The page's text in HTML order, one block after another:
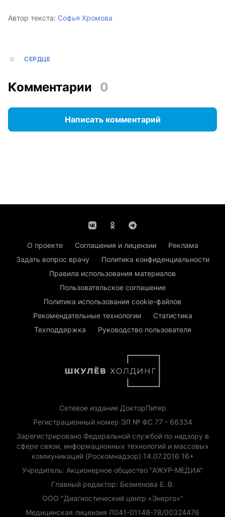
Автор текста: Софья Хромова
СЕРДЦЕ
Комментарии 0
Написать комментарий
О проекте Соглашения и лицензии
Реклама
Задать вопрос врачу
Политика конфиденциальности
Правила использования материалов
Пользовательское соглашение
Политика использования cookie-файлов
Рекомендательные технологии
Статистика
Техподдержка
Руководство пользователя
Сетевое издание ДокторПитер
Регистрационный номер ЭЛ № ФС 77 - 66334
Зарегистрировано Федеральной службой по надзору в
сфере связи, информационных технологий и массовых
коммуникаций (Роскомнадзор) 14.07.2016 16+
Учредитель: Акционерное общество "АЖУР-МЕДИА"
Главный редактор: Безменова Е. В.
ООО "Диагностический центр «Энерго»"
Медицинская лицензия Л041-01148-78/00324476